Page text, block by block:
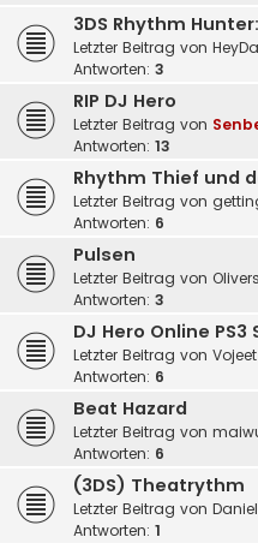
3DS Rhythm
Letzter Beitrag von
Antworten: 3
RIP DJ Hero
Letzter Beitrag von
Antworten: 13
Rhythm Thief und
Letzter Beitrag von
Antworten: 6
Pulsen
Letzter Beitrag von
Antworten: 3
DJ Hero Online
Letzter Beitrag von Vojeet
Antworten: 6
Beat Hazard
Letzter Beitrag von
Antworten: 6
(3DS) Theatrythm
Letzter Beitrag von
Antworten: 1